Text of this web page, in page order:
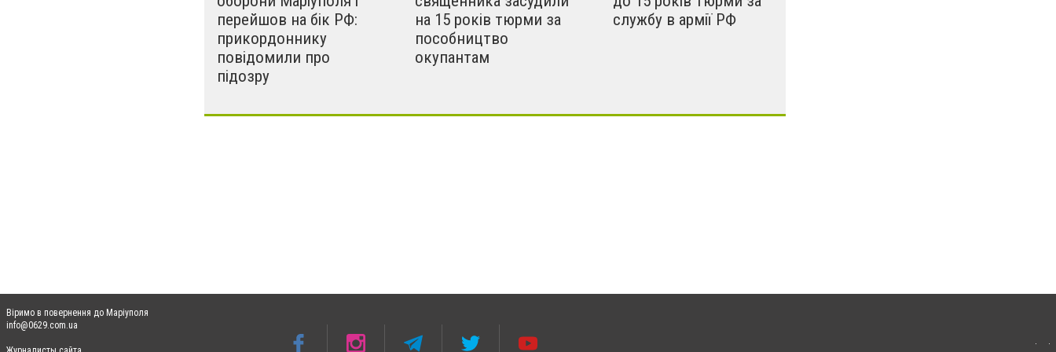
перейшов на бік РФ:
прикордоннику
повідомили про
підозру
на 15 років тюрми за
пособництво
окупантам
службу в армії РФ
Віримо в повернення до Маріуполя
info@0629.com.ua